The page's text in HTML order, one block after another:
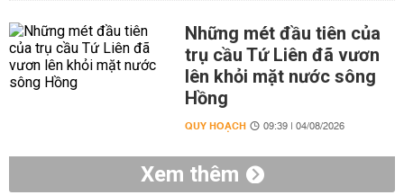
Những mét đầu tiên của
trụ cầu Tứ Liên đã vươn
lên khỏi mặt nước sông
Hồng
QUY HOẠCH 09:39 | 04/08/2026
Xem thêm